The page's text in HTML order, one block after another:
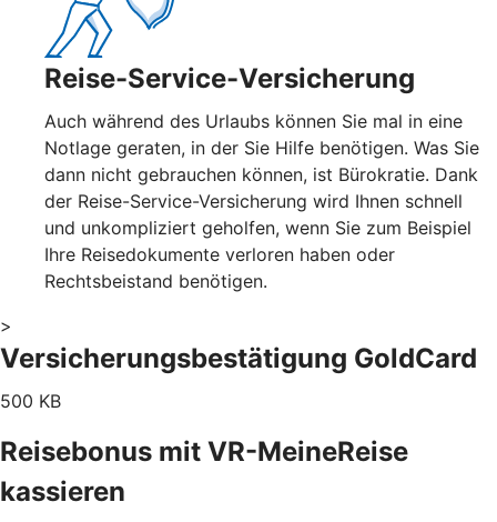
Reise-Service-Versicherung
Auch während des Urlaubs können Sie mal in eine
Notlage geraten, in der Sie Hilfe benötigen. Was Sie
dann nicht gebrauchen können, ist Bürokratie. Dank
der Reise-Service-Versicherung wird Ihnen schnell
und unkompliziert geholfen, wenn Sie zum Beispiel
Ihre Reisedokumente verloren haben oder
Rechtsbeistand benötigen.
>
Versicherungsbestätigung GoldCard
500 KB
Reisebonus mit VR-MeineReise
kassieren